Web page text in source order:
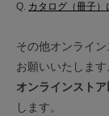
Q. カタログ（冊子）
その他オンライ
お願いいたします
オンラインストア
します。